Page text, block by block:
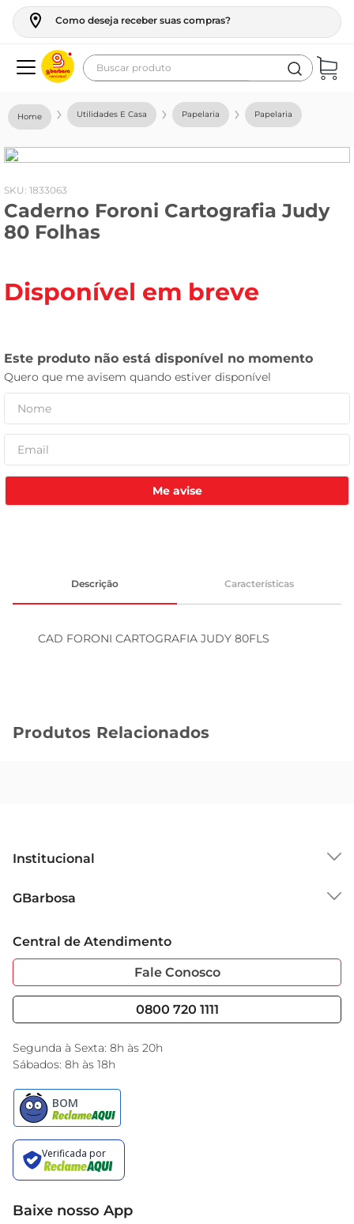
Como deseja receber suas compras?
Buscar produto
Utilidades E Casa Papelaria Papelaria
: 1833063
Caderno Foroni Cartografia Judy
80 Folhas
Disponível em breve
Me avise
Descrição Características
CAD FORONI CARTOGRAFIA JUDY 80FLS
Produtos Relacionados
Institucional
Grupo Cencosud
Sobre Privacidade
Portal do Fornecedo
Nossas Lojas
GBarbosa
Garantia Estendida
Serviços
Black Friday
Encarte do Dia
Central de Atendimento
Fale Conosco
0800 720 1111
Segunda à Sexta: 8h às 20h
Sábados: 8h às 18h
Baixe nosso App
geladeira
fogao
café
cerveja
vinho
leite pó